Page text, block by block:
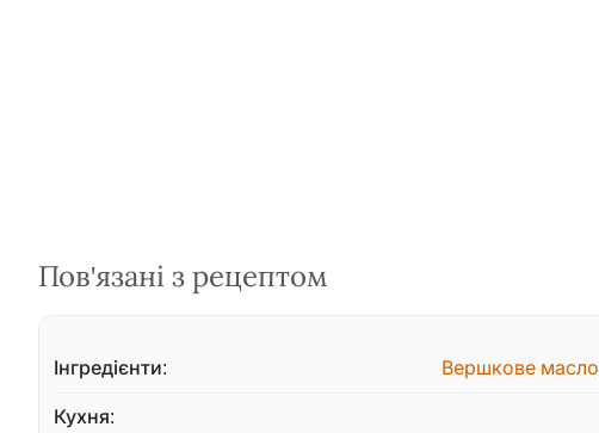
Пов'язані з рецептом
Інгредієнти: Вершкове масло
Кухня: